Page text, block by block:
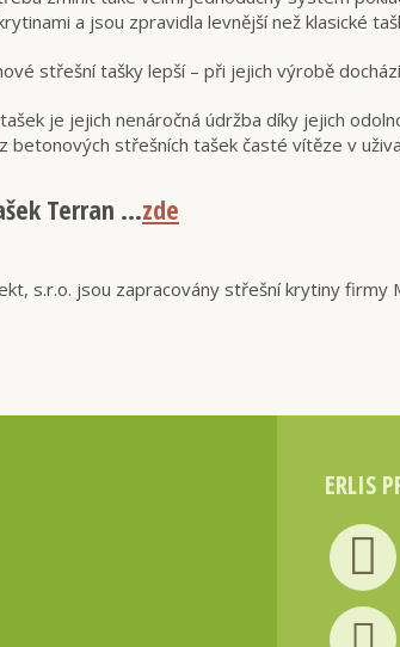
a jsou zpravidla levnější než klasické
střešní tašky lepší – při jejich výrobě
je jejich nenáročná údržba díky jejich
betonových střešních tašek časté vítěze v
Terran ...zde
s.r.o. jsou zapracovány střešní krytiny firmy
ERLIS